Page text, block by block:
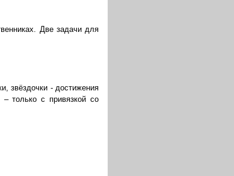
Две задачи для
звёздочки - достижения
– только с привязкой со